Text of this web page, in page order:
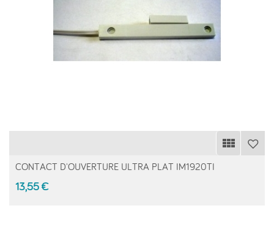
CONTACT D'OUVERTURE ULTRA PLAT IM1920TI
13,55 €